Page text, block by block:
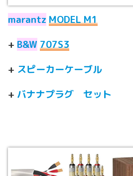
marantz MODEL M1
+ B&W 707S3
+ スピーカーケーブル
+ バナナプラグ セット